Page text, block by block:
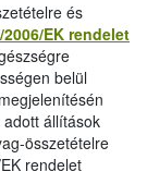
és
2006/EK rendelet
belül
állítások
összetételre
rendelet